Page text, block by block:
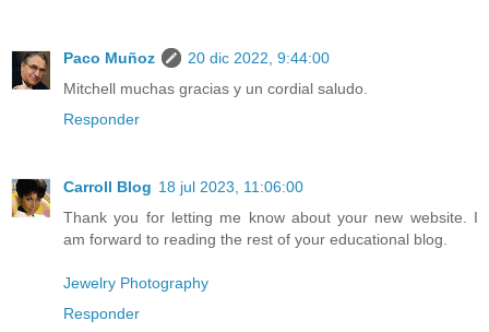
Paco Muñoz
20 dic 2022, 9:44:00
Mitchell muchas gracias y un cordial saludo.
Responder
Carroll Blog 18 jul 2023, 11:06:00
Thank you for letting me know about your new website. I
am forward to reading the rest of your educational blog.
Jewelry Photography
Responder